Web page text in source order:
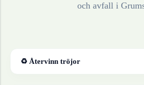
och avfall i
♻ Återvinn tröjor